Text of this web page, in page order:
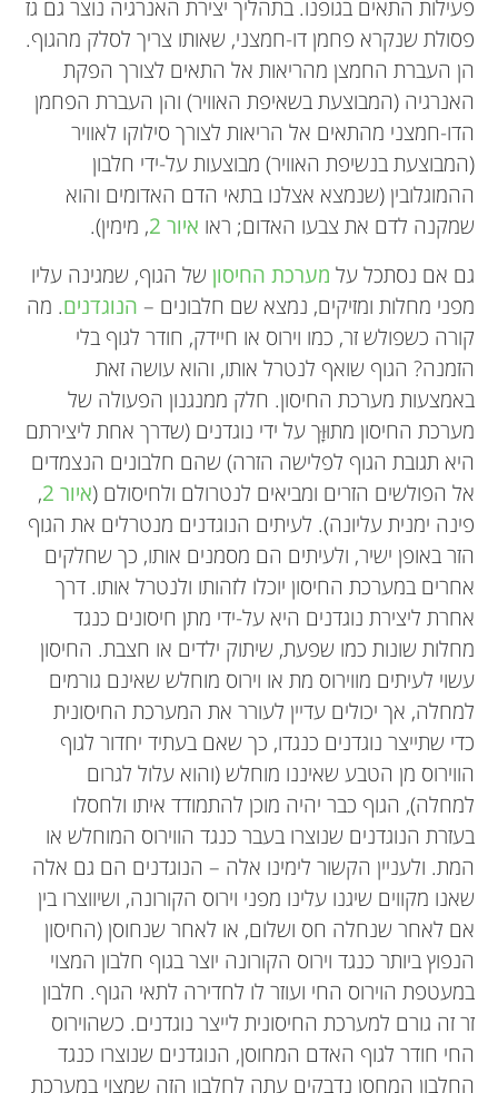
Aaron Ciechanover
פרופסור במרכז הבין-תחומי לחֵקֶר הסרטן בפקולטה
לרפואה בטכניון, זוכה פרס נובל בכימיה לשנת 2004
עבור גילוי מערכת היוביקוויטין לפירוק חלבונים בתא.
פרופסור צ'חנובר הוא רופא בהכשרתו, בוגר בית הספר
לרפואה של ''הדסה'' והאוניברסיטה העברית בירושלים
במסגרת העתודה האקדמית. במהלך לימודי הרפואה
הוא השלים גם את לימודיו לתואר מוסמך בביוכימיה
בפקולטה לרפואה של ''הדסה'' בירושלים. בתום
לימודיו שירת בצה''ל כרופא קרבי, ולאחר מכן הצטרף
למחלקה לביוכימיה בפקולטה לרפואה של הטכניון,
שם ערך מחקר במסגרת לימודיו לתואר דוקטור במדעים
Hebrew University
Secondary School
גיל: 14
פעילות התאים בגופנו. בתהליך יצירת האנרגיה נוצר גם גז
פסולת שנקרא פחמן דו-חמצני, שאותו צריך לסלק מהגוף.
הן העברת החמצן מהריאות אל התאים לצורך הפקת
האנרגיה (המבוצעת בשאיפת האוויר) והן העברת הפחמן
הדו-חמצני מהתאים אל הריאות לצורך סילוקו לאוויר
(המבוצעת בנשיפת האוויר) מבוצעות על-ידי חלבון
ההמוגלובין (שנמצא אצלנו בתאי הדם האדומים והוא
שמקנה לדם את צבעו האדום; ראו איור 2
, מימין).
גם אם נסתכל על מערכת החיסוןשל הגוף, שמגינה עליו
מפני מחלות ומזיקים, נמצא שם חלבונים – הנוגדנים. מה
קורה כשפולש זר, כמו וירוס או חיידק, חודר לגוף בלי
הזמנה? הגוף שואף לנטרל אותו, והוא עושה זאת
באמצעות מערכת החיסון. חלק ממנגנון הפעולה של
מערכת החיסון מתוּוָּך על ידי נוגדנים (שדרך אחת ליצירתם
היא תגובת הגוף לפלישה הזרה) שהם חלבונים הנצמדים
אל הפולשים הזרים ומביאים לנטרולם ולחיסולם (איור 2
,
פינה ימנית עליונה). לעיתים הנוגדנים מנטרלים את הגוף
הזר באופן ישיר, ולעיתים הם מסמנים אותו, כך שחלקים
אחרים במערכת החיסון יוכלו לזהותו ולנטרל אותו. דרך
אחרת ליצירת נוגדנים היא על-ידי מתן חיסונים כנגד
מחלות שונות כמו שפעת, שיתוק ילדים או חצבת. החיסון
עשוי לעיתים מווירוס מת או וירוס מוחלש שאינם גורמים
למחלה, אך יכולים עדיין לעורר את המערכת החיסונית
כדי שתייצר נוגדנים כנגדו, כך שאם בעתיד יחדור לגוף
הווירוס מן הטבע שאיננו מוחלש (והוא עלול לגרום
למחלה), הגוף כבר יהיה מוכן להתמודד איתו ולחסלו
בעזרת הנוגדנים שנוצרו בעבר כנגד הווירוס המוחלש או
המת. ולעניין הקשור לימינו אלה – הנוגדנים הם גם אלה
שאנו מקווים שיגנו עלינו מפני וירוס הקורונה, ושיווצרו בין
אם לאחר שנחלה חס ושלום, או לאחר שנחוסן (החיסון
הנפוץ ביותר כנגד וירוס הקורונה יוצר בגוף חלבון המצוי
במעטפת הוירוס החי ועוזר לו לחדירה לתאי הגוף. חלבון
זר זה גורם למערכת החיסונית לייצר נוגדנים. כשהוירוס
החי חודר לגוף האדם המחוסן, הנוגדנים שנוצרו כנגד
החלבון המחסן נדבקים עתה לחלבון הזה שמצוי במערכת